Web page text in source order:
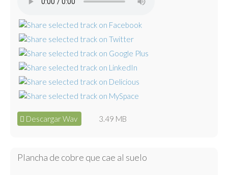
Descargar Wav 3.49 MB
Plancha de cobre que cae al suelo